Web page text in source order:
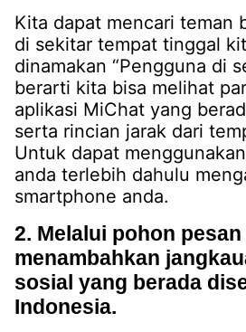
Kita dapat mencari teman
di sekitar tempat tinggal
dinamakan “Pengguna di
berarti kita bisa melihat
aplikasi MiChat yang
serta rincian jarak dari
Untuk dapat
anda terlebih dahulu
smartphone anda.
2. Melalui pohon
menambahkan
sosial yang berada
Indonesia.